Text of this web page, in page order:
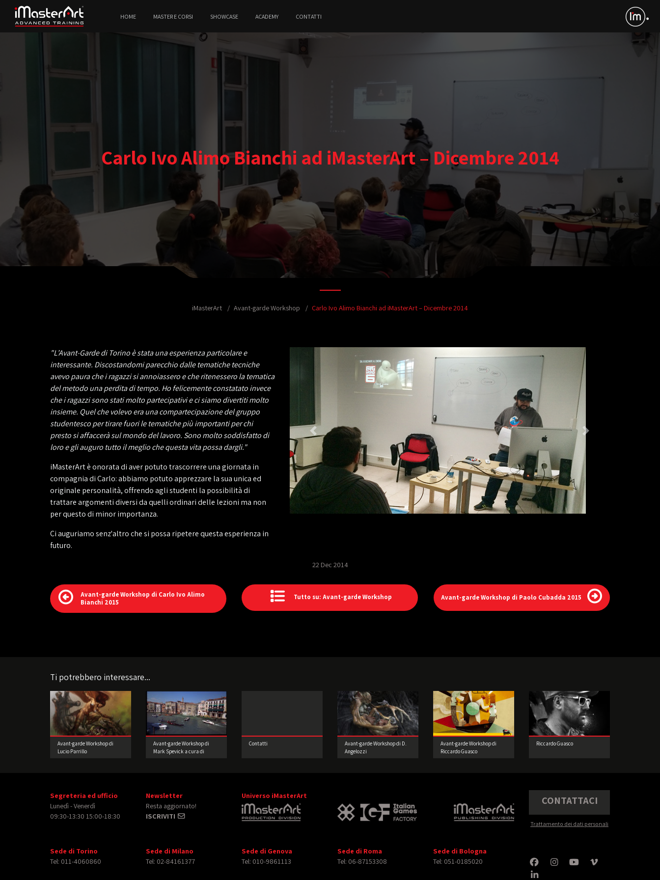
HOME MASTER E CORSI SHOWCASE ACADEMY CONTATTI
Carlo Ivo Alimo Bianchi ad iMasterArt – Dicembre 2014
iMasterArt Avant-garde Workshop Carlo Ivo Alimo Bianchi ad iMasterArt – Dicembre 2014
"L’Avant-Garde di Torino è stata una esperienza particolare e
interessante. Discostandomi parecchio dalle tematiche tecniche
avevo paura che i ragazzi si annoiassero e che ritenessero la tematica
del metodo una perdita di tempo. Ho felicemente constatato invece
che i ragazzi sono stati molto partecipativi e ci siamo divertiti molto
insieme. Quel che volevo era una compartecipazione del gruppo
studentesco per tirare fuori le tematiche più importanti per chi
presto si affaccerà sul mondo del lavoro. Sono molto soddisfatto di
loro e gli auguro tutto il meglio che questa vita possa dargli."
iMasterArt è onorata di aver potuto trascorrere una giornata in
compagnia di Carlo: abbiamo potuto apprezzare la sua unica ed
originale personalità, offrendo agli studenti la possibilità di
trattare argomenti diversi da quelli ordinari delle lezioni ma non
per questo di minor importanza.
Ci auguriamo senz'altro che si possa ripetere questa esperienza in
futuro.
22 Dec 2014
Avant-garde Workshop di Carlo Ivo Alimo
Bianchi 2015
Tutto su: Avant-garde Workshop Avant-garde Workshop di Paolo Cubadda 2015
Ti potrebbero interessare...
Avant-garde Workshop di
Lucio Parrillo
Avant-garde Workshop di
Mark Spevick a cura di
Contatti
Avant-garde Workshop di D.
Angelozzi
Avant-garde Workshop di
Riccardo Guasco
Riccardo Guasco
Segreteria ed ufficio
Lunedì - Venerdì
09:30-13:30 15:00-18:30
Newsletter
Resta aggiornato!
ISCRIVITI
Universo iMasterArt CONTATTACI
Trattamento dei dati personali
Sede di Torino
Tel: 011-4060860
Sede di Milano
Tel: 02-84161377
Sede di Genova
Tel: 010-9861113
Sede di Roma
Tel: 06-87153308
Sede di Bologna
Tel: 051-0185020